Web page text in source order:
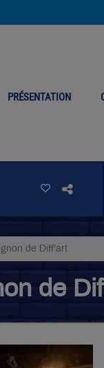
PRÉSENTATION
de Diff'art
de